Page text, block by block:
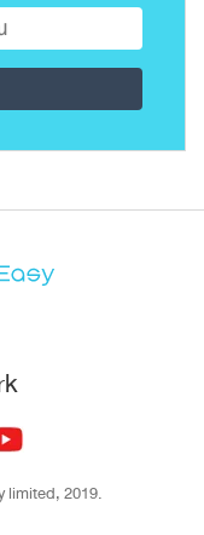
limited, 2019.